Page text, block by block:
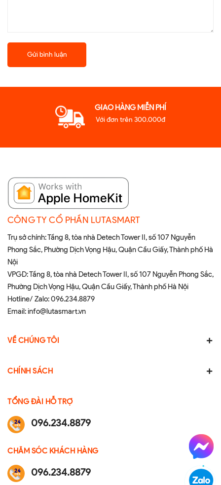
Gửi bình luận
GIAO HÀNG MIỄN PHÍ
Với đơn trên 300.000đ
CÔNG TY CỔ PHẦN LUTASMART
Trụ sở chính: Tầng 8, tòa nhà Detech Tower II, số 107 Nguyễn
Phong Sắc, Phường Dịch Vọng Hậu, Quận Cầu Giấy, Thành phố Hà
Nội
VPGD: Tầng 8, tòa nhà Detech Tower II, số 107 Nguyễn Phong Sắc,
Phường Dịch Vọng Hậu, Quận Cầu Giấy, Thành phố Hà Nội
Hotline/ Zalo:096.234.8879
Email:info@lutasmart.vn
VỀ CHÚNG TÔI
CHÍNH SÁCH
TỔNG ĐÀI HỖ TRỢ
096.234.8879
CHĂM SÓC KHÁCH HÀNG
096.234.8879